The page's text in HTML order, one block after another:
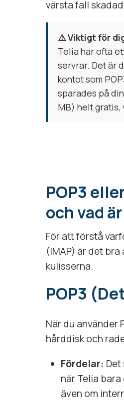
värsta fall
⚠️ Viktigt för
Telia har ofta
servrar. Det är
kontot som
sparades på
MB) helt
POP3
och vad
För att förstå
(IMAP) är det
kulisserna.
POP3
När du använder
hårddisk och
Fördelar:
när Telia bara
även om